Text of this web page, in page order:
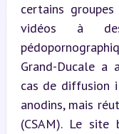
certains
vidéos à
Grand-Ducale a
cas de diffusion
anodins, mais
(CSAM). Le site